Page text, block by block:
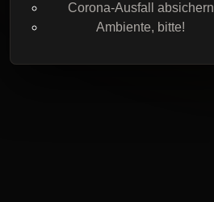
Corona-Ausfall absichern
Ambiente, bitte!